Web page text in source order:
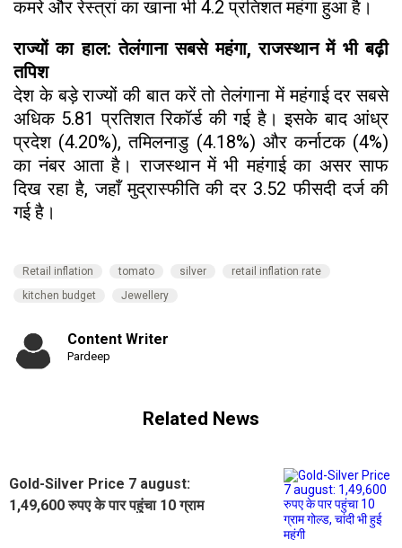
कमरे और रेस्त्रां का खाना भी 4.2 प्रतिशत महंगा हुआ है।
राज्यों का हाल: तेलंगाना सबसे महंगा, राजस्थान में भी बढ़ी
तपिश
देश के बड़े राज्यों की बात करें तो तेलंगाना में महंगाई दर सबसे
अधिक 5.81 प्रतिशत रिकॉर्ड की गई है। इसके बाद आंध्र
प्रदेश (4.20%), तमिलनाडु (4.18%) और कर्नाटक (4%)
का नंबर आता है। राजस्थान में भी महंगाई का असर साफ
दिख रहा है, जहाँ मुद्रास्फीति की दर 3.52 फीसदी दर्ज की
गई है।
Retail inflation tomato silver
retail inflation rate
kitchen budget
Jewellery
Content Writer
Pardeep
Related News
Gold-Silver Price 7 august:
1,49,600 रुपए के पार पहुंचा 10 ग्राम